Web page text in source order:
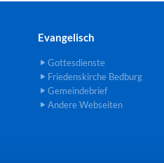
Evangelisch
Gottesdienste
Friedenskirche Bedburg
Gemeindebrief
Andere Webseiten